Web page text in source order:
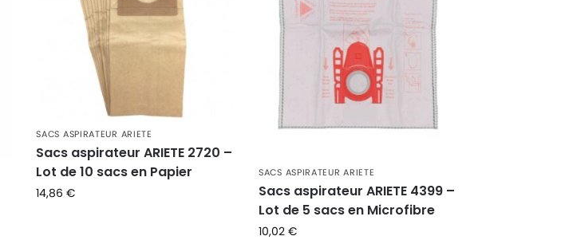
SACS ASPIRATEUR ARIETE
Sacs aspirateur ARIETE 2720 –
Lot de 10 sacs en Papier
14,86€
SACS ASPIRATEUR ARIETE
Sacs aspirateur ARIETE 4399 –
Lot de 5 sacs en Microfibre
10,02€